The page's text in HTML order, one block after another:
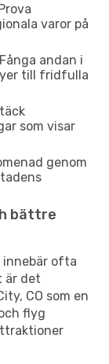
varor på
Fånga andan i
till fridfulla
som visar
genom
bättre
innebär ofta
är det
CO som en
flyg